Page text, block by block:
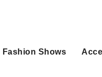
Fashion Shows